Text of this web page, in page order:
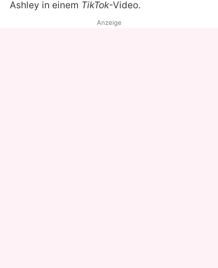
Ashley in einem TikTok-Video.
Anzeige